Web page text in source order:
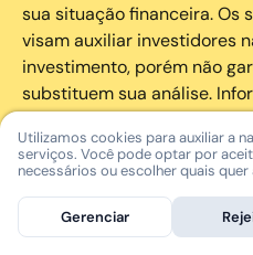
sua situação financeira. Os
visam auxiliar investidores
investimento, porém não
substituem sua análise.
cada investimento e invista
As marcas registradas,
que aparecem nos
limitando à marca
Utilizamos cookies para auxiliar a
serviços. Você pode optar por
necessários ou escolher quais quer
Gerenciar